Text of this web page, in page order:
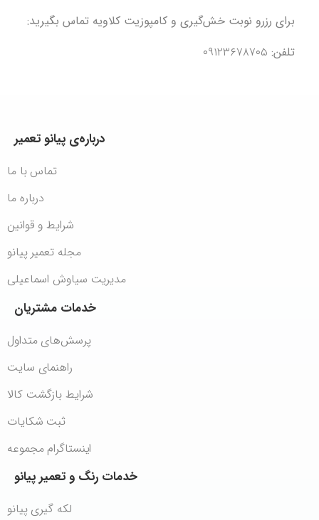
برای رزرو نوبت خش‌گیری و کامپوزیت کلاویه تماس بگیرید:
تلفن:
درباره‌ی پیانو تعمیر
تماس با ما
درباره ما
شرایط و قوانین
مجله تعمیر پیانو
مدیریت سیاوش اسماعیلی
خدمات مشتریان
پرسش‌های متداول
راهنمای سایت
شرایط بازگشت کالا
ثبت شکایات
اینستاگرام مجموعه
خدمات رنگ و تعمیرپیانو
لکه گیری پیانو